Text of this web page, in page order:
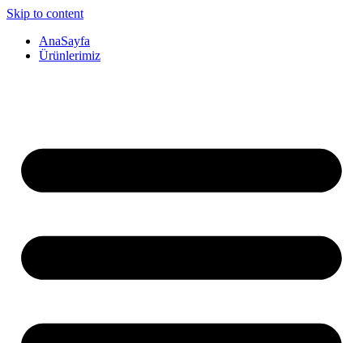
Skip to content
AnaSayfa
Ürünlerimiz